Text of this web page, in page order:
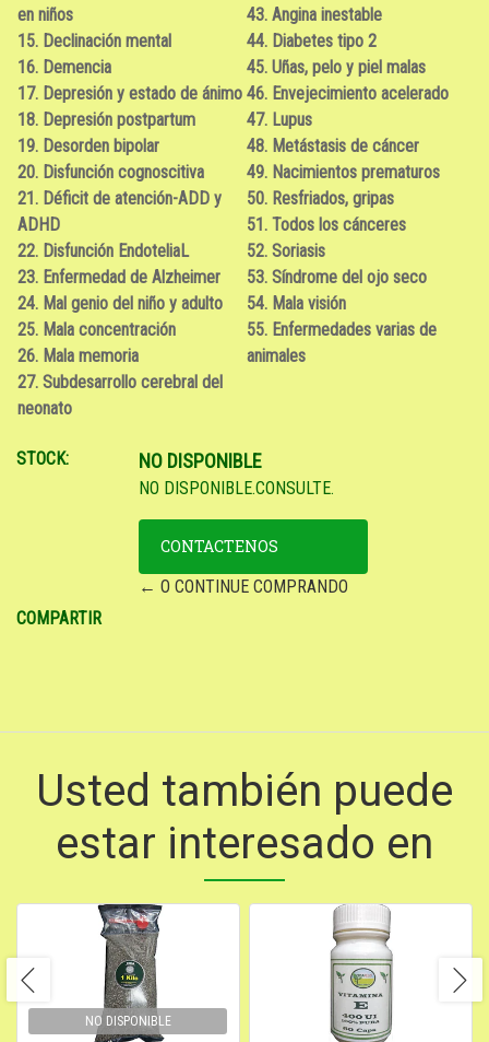
en niños
15. Declinación mental
16. Demencia
17. Depresión y estado de ánimo
18. Depresión postpartum
19. Desorden bipolar
20. Disfunción cognoscitiva
21. Déficit de atención-ADD y
ADHD
22. Disfunción EndoteliaL
23. Enfermedad de Alzheimer
24. Mal genio del niño y adulto
25. Mala concentración
26. Mala memoria
27. Subdesarrollo cerebral del
neonato
43. Angina inestable
44. Diabetes tipo 2
45. Uñas, pelo y piel malas
46. Envejecimiento acelerado
47. Lupus
48. Metástasis de cáncer
49. Nacimientos prematuros
50. Resfriados, gripas
51. Todos los cánceres
52. Soriasis
53. Síndrome del ojo seco
54. Mala visión
55. Enfermedades varias de
animales
STOCK: NO DISPONIBLE
NO DISPONIBLE.CONSULTE.
CONTACTENOS
← O CONTINUE COMPRANDO
COMPARTIR
Usted también puede
estar interesado en
NO DISPONIBLE